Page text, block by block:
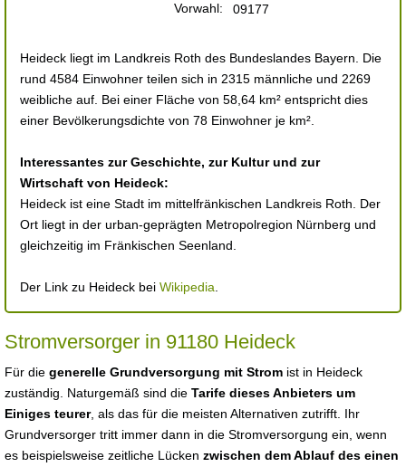
Vorwahl:
09177
Heideck liegt im Landkreis Roth des Bundeslandes Bayern. Die
rund 4584 Einwohner teilen sich in 2315 männliche und 2269
weibliche auf. Bei einer Fläche von 58,64 km² entspricht dies
einer Bevölkerungsdichte von 78 Einwohner je km².
Interessantes zur Geschichte, zur Kultur und zur
Wirtschaft von Heideck:
Heideck ist eine Stadt im mittelfränkischen Landkreis Roth. Der
Ort liegt in der urban-geprägten Metropolregion Nürnberg und
gleichzeitig im Fränkischen Seenland.
Der Link zu Heideck bei Wikipedia
Stromversorger in 91180 Heideck
Für die generelle Grundversorgung mit Strom ist in Heideck
zuständig. Naturgemäß sind die Tarife dieses Anbieters um
Einiges teurer, als das für die meisten Alternativen zutrifft. Ihr
Grundversorger tritt immer dann in die Stromversorgung ein, wenn
es beispielsweise zeitliche Lücken zwischen dem Ablauf des einen